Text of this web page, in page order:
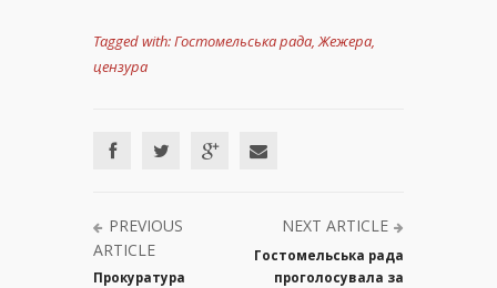
Tagged with:Гостомельська рада,Жежера,
цензура
PREVIOUS
ARTICLE
Прокуратура
NEXT ARTICLE
Гостомельська рада
проголосувала за